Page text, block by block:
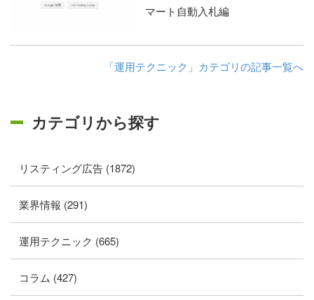
マート自動入札編
「運用テクニック」カテゴリの記事一覧へ
カテゴリから探す
リスティング広告 (1872)
業界情報 (291)
運用テクニック (665)
コラム (427)